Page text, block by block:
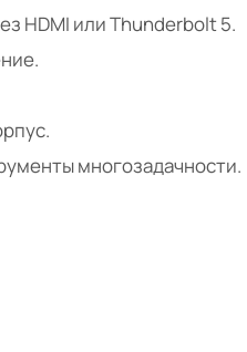
HDMI или Thunderbolt 5.
многозадачности.